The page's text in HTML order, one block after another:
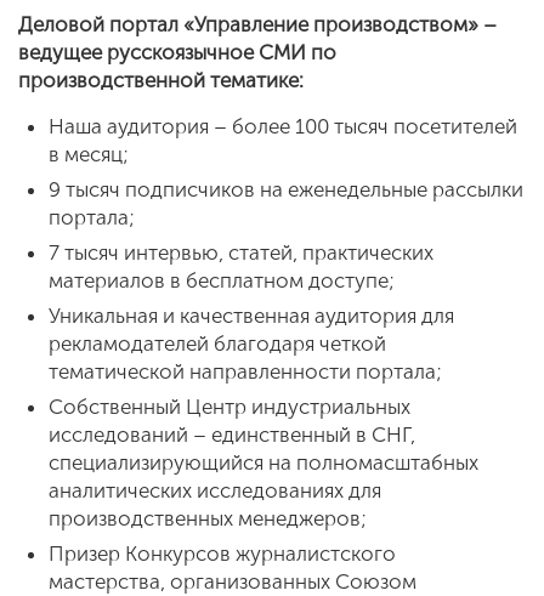
Деловой портал «Управление производством» –
ведущее русскоязычное СМИ по
производственной тематике:
Наша аудитория – более 100 тысяч посетителей
в месяц;
9 тысяч подписчиков на еженедельные рассылки
портала;
7 тысяч интервью, статей, практических
материалов в бесплатном доступе;
Уникальная и качественная аудитория для
рекламодателей благодаря четкой
тематической направленности портала;
Собственный Центр индустриальных
исследований – единственный в СНГ,
специализирующийся на полномасштабных
аналитических исследованиях для
производственных менеджеров;
Призер Конкурсов журналистского
мастерства, организованных Союзом